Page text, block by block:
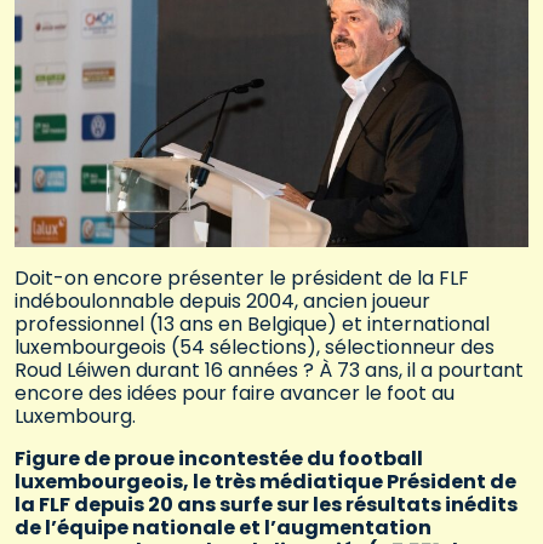
Doit-on encore présenter le président de la FLF
indéboulonnable depuis 2004, ancien joueur
professionnel (13 ans en Belgique) et international
luxembourgeois (54 sélections), sélectionneur des
Roud Léiwen durant 16 années ? À 73 ans, il a pourtant
encore des idées pour faire avancer le foot au
Luxembourg.
Figure de proue incontestée du football
luxembourgeois, le très médiatique Président de
la FLF depuis 20 ans surfe sur les résultats inédits
de l’équipe nationale et l’augmentation